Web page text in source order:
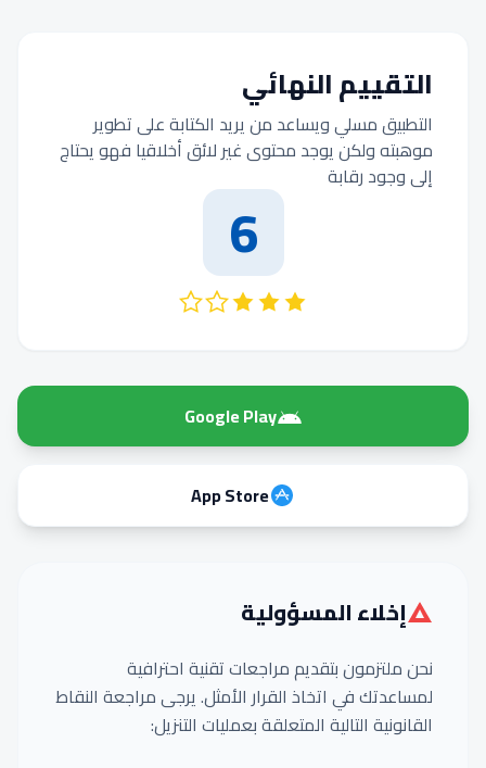
التقييم النهائي
التطبيق مسلي ويساعد من يريد الكتابة على تطوير
موهبته ولكن يوجد محتوى غير لائق أخلاقيا فهو يحتاج
إلى وجود رقابة
6
Google Play
App Store
إخلاء المسؤولية
نحن ملتزمون بتقديم مراجعات تقنية احترافية
لمساعدتك في اتخاذ القرار الأمثل. يرجى مراجعة النقاط
القانونية التالية المتعلقة بعمليات التنزيل: